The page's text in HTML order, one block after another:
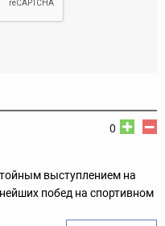
0
выступлением на
побед на спортивном